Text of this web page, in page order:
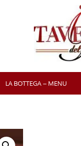
LA BOTTEGA – MENU